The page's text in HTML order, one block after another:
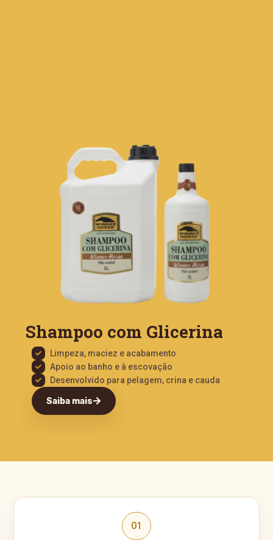
Shampoo com Glicerina
Limpeza, maciez e acabamento
Apoio ao banho e à escovação
Desenvolvido para pelagem, crina e cauda
Saiba mais
01